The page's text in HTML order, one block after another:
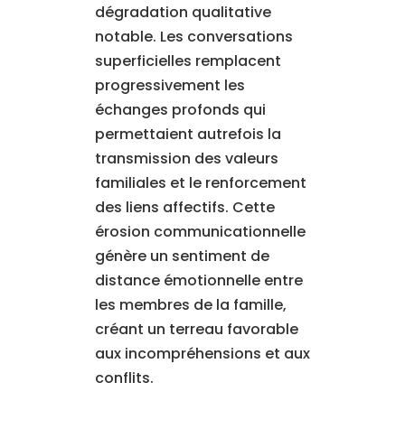
dégradation qualitative
notable. Les conversations
superficielles remplacent
progressivement les
échanges profonds qui
permettaient autrefois la
transmission des valeurs
familiales et le renforcement
des liens affectifs. Cette
érosion communicationnelle
génère un sentiment de
distance émotionnelle entre
les membres de la famille,
créant un terreau favorable
aux incompréhensions et aux
conflits.